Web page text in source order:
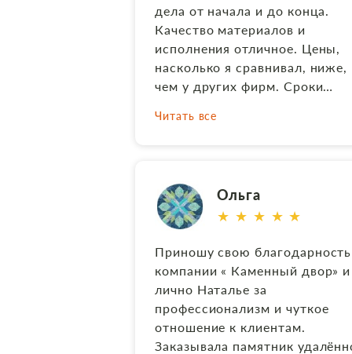
дела от начала и до конца.
Качество материалов и
исполнения отличное. Цены,
насколько я сравнивал, ниже,
чем у других фирм. Сроки
ожидания. Не смотря на то,
портиться, Наталья с командой
успели всё сделать и
установить заранее до
спасибо! В общем, впечатления
от взаимодействия с
сотрудниками, да и вообще
всей работы только
положительные!
Читать все
Ольга
★ ★ ★ ★ ★
Приношу свою благодарность
компании « Каменный двор» и
лично Наталье за
профессионализм и чуткое
отношение к клиентам.
Заказывала памятник